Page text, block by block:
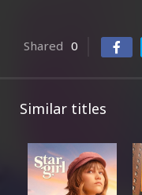
Shared 0
Similar titles